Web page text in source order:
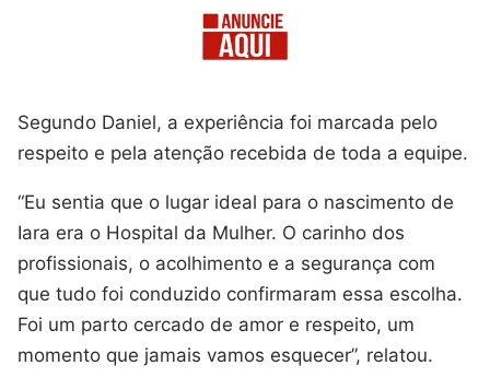
Segundo Daniel, a experiência foi marcada pelo
respeito e pela atenção recebida de toda a equipe.
“Eu sentia que o lugar ideal para o nascimento de
Iara era o Hospital da Mulher. O carinho dos
profissionais, o acolhimento e a segurança com
que tudo foi conduzido confirmaram essa escolha.
Foi um parto cercado de amor e respeito, um
momento que jamais vamos esquecer”, relatou.